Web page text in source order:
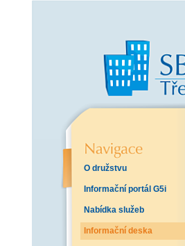
O družstvu
Informační portál G5i
Nabídka služeb
Informační deska